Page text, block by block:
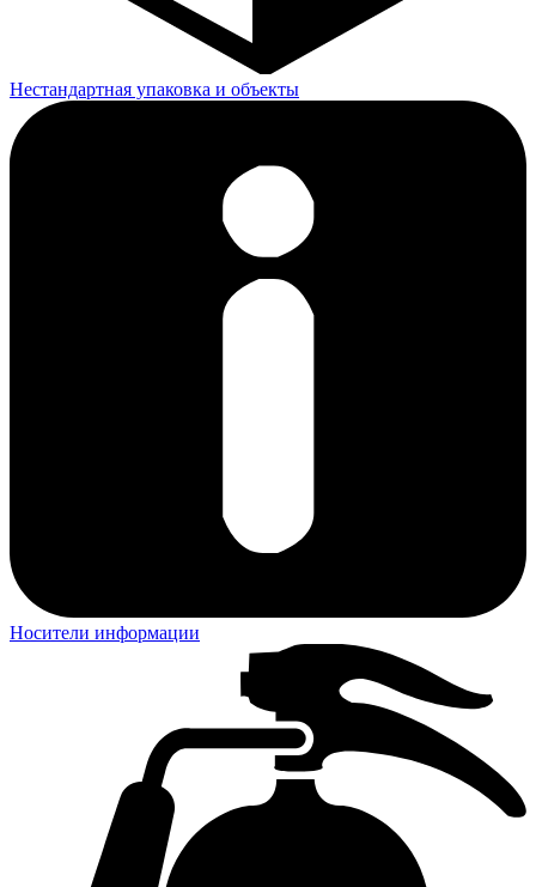
Нестандартная упаковка и объекты
Носители информации